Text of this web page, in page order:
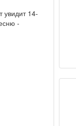
увидит 14-
-